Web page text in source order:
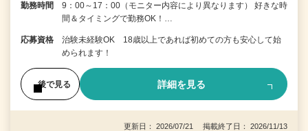
勤務時間
9：00～17：00（モニター内容により異なります） 好きな時
間＆タイミングで勤務OK！…
応募資格
治験未経験OK 18歳以上であれば初めての方も安心して始
められます！
後で見る 詳細を見る
更新日： 2026/07/21 掲載終了日： 2026/11/13